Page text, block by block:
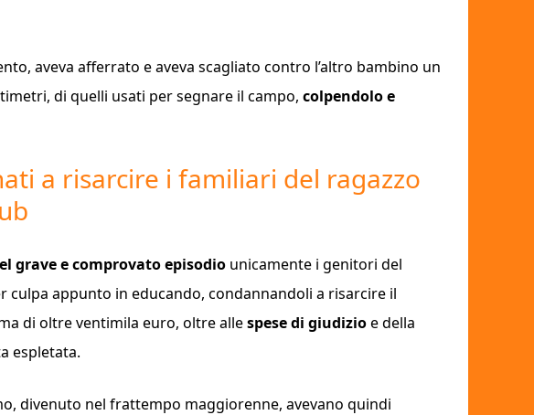
aveva afferrato e aveva scagliato contro l’altro bambino un
di quelli usati per segnare il campo, colpendolo e
a risarcire i familiari del ragazzo
grave e comprovato episodio unicamente i genitori del
culpa appunto in educando, condannandoli a risarcire il
di oltre ventimila euro, oltre allespese di giudizioe della
espletata.
divenuto nel frattempo maggiorenne, avevano quindi